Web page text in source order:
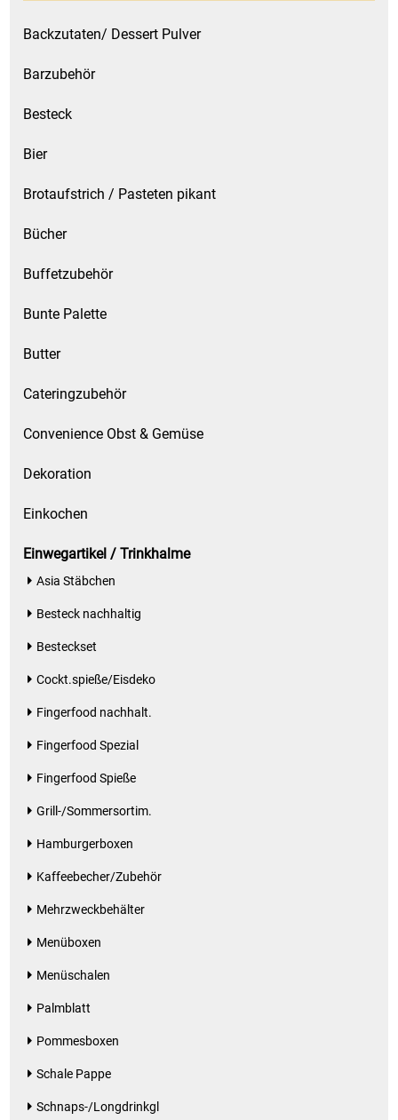
Backzutaten/ Dessert Pulver
Barzubehör
Besteck
Bier
Brotaufstrich / Pasteten pikant
Bücher
Buffetzubehör
Bunte Palette
Butter
Cateringzubehör
Convenience Obst & Gemüse
Dekoration
Einkochen
Einwegartikel / Trinkhalme
Asia Stäbchen
Besteck nachhaltig
Besteckset
Cockt.spieße/Eisdeko
Fingerfood nachhalt.
Fingerfood Spezial
Fingerfood Spieße
Grill-/Sommersortim.
Hamburgerboxen
Kaffeebecher/Zubehör
Mehrzweckbehälter
Menüboxen
Menüschalen
Palmblatt
Pommesboxen
Schale Pappe
Schnaps-/Longdrinkgl